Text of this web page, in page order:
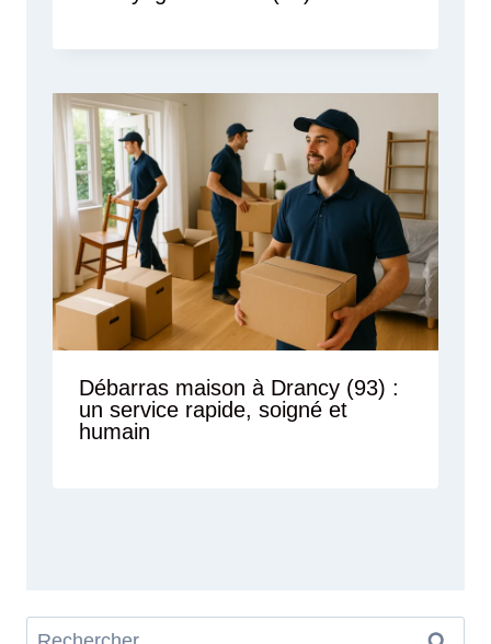
Débarras maison à Drancy (93) :
un service rapide, soigné et
humain
Rechercher :